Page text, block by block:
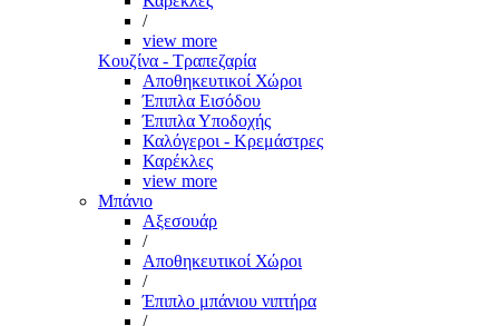
/
view more
Κουζίνα - Τραπεζαρία
Αποθηκευτικοί Χώροι
Έπιπλα Εισόδου
Έπιπλα Υποδοχής
Καλόγεροι - Κρεμάστρες
Καρέκλες
view more
Μπάνιο
Αξεσουάρ
/
Αποθηκευτικοί Χώροι
/
Έπιπλο μπάνιου νιπτήρα
/